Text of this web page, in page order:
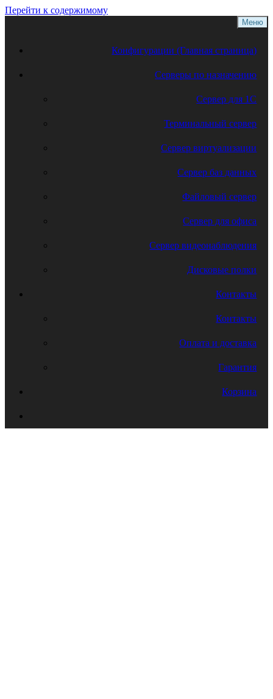
Перейти к содержимому
Меню
Конфигурации (Главная страница)
Серверы по назначению
Сервер для 1С
Терминальный сервер
Сервер виртуализации
Сервер баз данных
Файловый сервер
Сервер для офиса
Сервер видеонаблюдения
Дисковые полки
Контакты
Контакты
Оплата и доставка
Гарантия
Корзина